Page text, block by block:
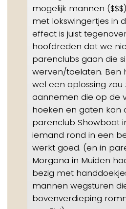
mogelijk mannen
met lokswingertjes in
effect is juist
hoofdreden dat we
parenclubs gaan die
werven/toelaten. Ben
wel een oplossing zou
aannemen die op de
hoeken en gaten kan
parenclub Showboat
iemand rond in een
werkt goed. (en in
Morgana in Muiden
bezig met
mannen wegsturen
bovenverdieping